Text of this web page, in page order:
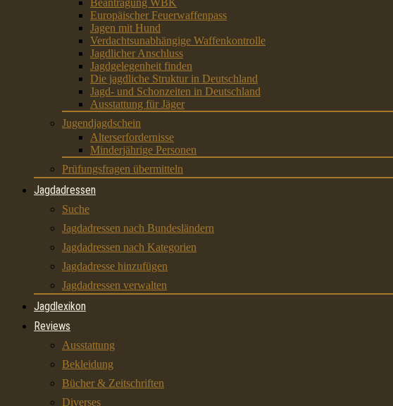
Beantragung WBK
Europäischer Feuerwaffenpass
Jagen mit Hund
Verdachtsunabhängige Waffenkontrolle
Jagdlicher Anschluss
Jagdgelegenheit finden
Die jagdliche Struktur in Deutschland
Jagd- und Schonzeiten in Deutschland
Ausstattung für Jäger
Jugendjagdschein
Alterserfordernisse
Minderjährige Personen
Prüfungsfragen übermitteln
Jagdadressen
Suche
Jagdadressen nach Bundesländern
Jagdadressen nach Kategorien
Jagdadresse hinzufügen
Jagdadressen verwalten
Jagdlexikon
Reviews
Ausstattung
Bekleidung
Bücher & Zeitschriften
Diverses